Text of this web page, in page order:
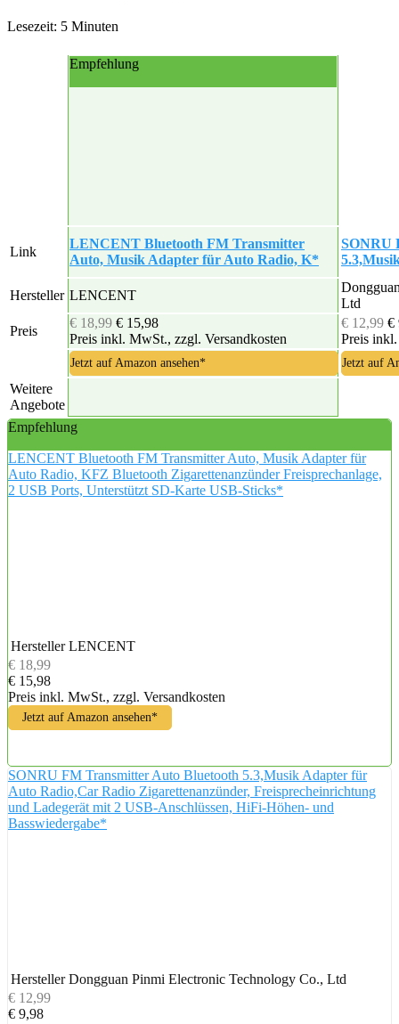
Lesezeit: 5 Minuten
Empfehlung
Link
LENCENT Bluetooth FM Transmitter
Auto, Musik Adapter für Auto Radio, K*
SONRU
Hersteller LENCENT
Ltd
Preis
€ 18,99 € 15,98
Preis inkl. MwSt., zzgl. Versandkosten
€ 12,99 €
Preis
Jetzt auf Amazon ansehen* Jetzt auf
Weitere
Angebote
Empfehlung
LENCENT Bluetooth FM Transmitter Auto, Musik Adapter für
Auto Radio, KFZ Bluetooth Zigarettenanzünder Freisprechanlage,
2 USB Ports, Unterstützt SD-Karte USB-Sticks*
Hersteller LENCENT
€ 18,99
€ 15,98
Preis inkl. MwSt., zzgl. Versandkosten
Jetzt auf Amazon ansehen*
SONRU FM Transmitter Auto Bluetooth 5.3,Musik Adapter für
Auto Radio,Car Radio Zigarettenanzünder, Freisprecheinrichtung
und Ladegerät mit 2 USB-Anschlüssen, HiFi-Höhen- und
Basswiedergabe*
Hersteller Dongguan Pinmi Electronic Technology Co., Ltd
€ 12,99
€ 9,98